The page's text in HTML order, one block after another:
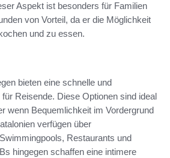
Aspekt ist besonders für Familien
von Vorteil, da er die Möglichkeit
und zu essen.
bieten eine schnelle und
Reisende. Diese Optionen sind ideal
wenn Bequemlichkeit im Vordergrund
verfügen über
Restaurants und
hingegen schaffen eine intimere